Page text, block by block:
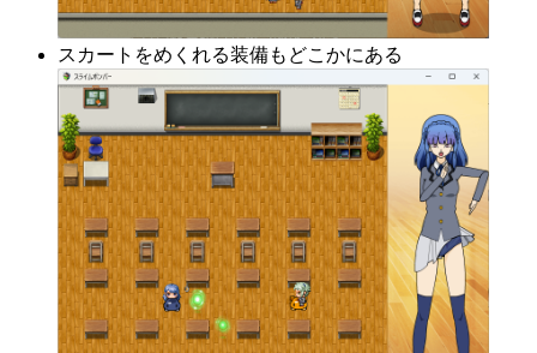
スカートをめくれる装備もどこかにある